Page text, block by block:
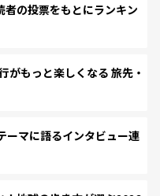
の投票をもとにランキン
もっと楽しくなる 旅先・
ーマに語るインタビュー連